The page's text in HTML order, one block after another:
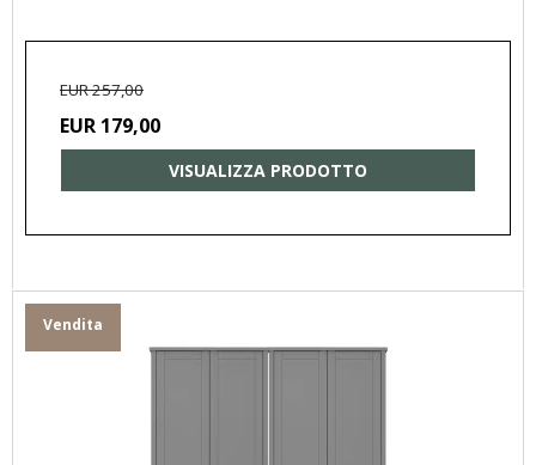
EUR 257,00
EUR 179,00
VISUALIZZA PRODOTTO
Vendita